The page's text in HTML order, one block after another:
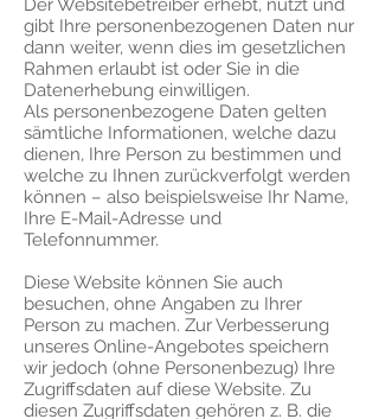
Der Websitebetreiber erhebt, nutzt und
gibt Ihre personenbezogenen Daten nur
dann weiter, wenn dies im gesetzlichen
Rahmen erlaubt ist oder Sie in die
Datenerhebung einwilligen.
Als personenbezogene Daten gelten
sämtliche Informationen, welche dazu
dienen, Ihre Person zu bestimmen und
welche zu Ihnen zurückverfolgt werden
können – also beispielsweise Ihr Name,
Ihre E-Mail-Adresse und
Telefonnummer.
Diese Website können Sie auch
besuchen, ohne Angaben zu Ihrer
Person zu machen. Zur Verbesserung
unseres Online-Angebotes speichern
wir jedoch (ohne Personenbezug) Ihre
Zugriffsdaten auf diese Website. Zu
diesen Zugriffsdaten gehören z. B. die